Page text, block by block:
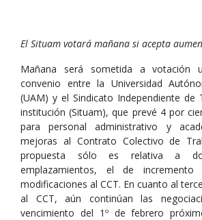
El Situam votará mañana si acepta
Mañana será sometida a votación
convenio entre la Universidad
(UAM) y el Sindicato Independiente de
institución (Situam), que prevé 4 por
para personal administrativo y
mejoras al Contrato Colectivo de
propuesta sólo es relativa a
emplazamientos, el de
modificaciones al CCT. En cuanto al
al CCT, aún continúan las
vencimiento del 1º de febrero